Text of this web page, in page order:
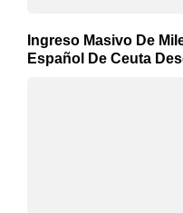
Ingreso Masivo De
Español De Ceuta